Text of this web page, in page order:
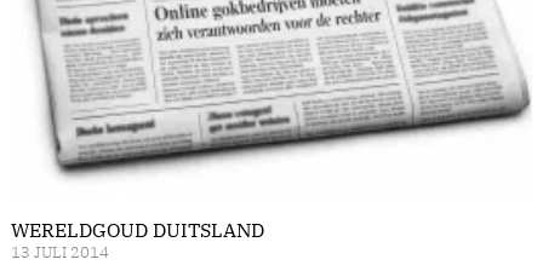
WERELDGOUD DUITSLAND
13 JULI 2014